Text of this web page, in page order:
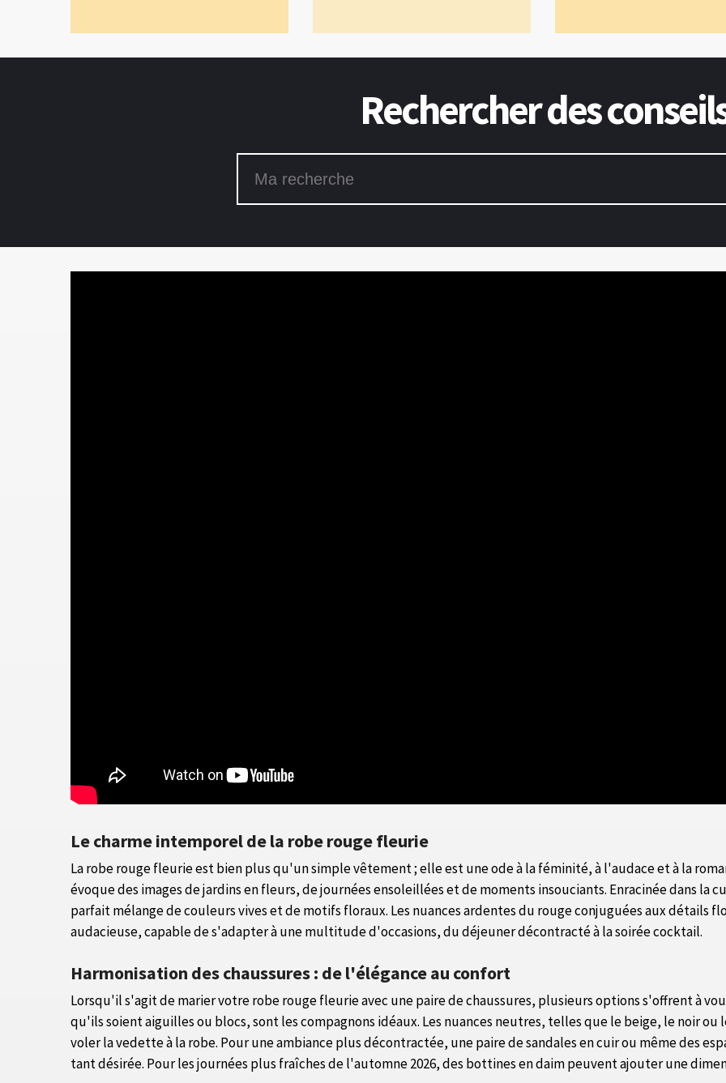
Le charme intemporel de la robe rouge fleurie
La robe rouge fleurie est bien plus qu'un simple vêtement ; elle est une ode à la féminité, à l'audace et à la
évoque des images de jardins en fleurs, de journées ensoleillées et de moments insouciants. Enracinée dans la
parfait mélange de couleurs vives et de motifs floraux. Les nuances ardentes du rouge conjuguées aux détails
audacieuse, capable de s'adapter à une multitude d'occasions, du déjeuner décontracté à la soirée cocktail.
Harmonisation des chaussures : de l'élégance au confort
Lorsqu'il s'agit de marier votre robe rouge fleurie avec une paire de chaussures, plusieurs options s'offrent à
qu'ils soient aiguilles ou blocs, sont les compagnons idéaux. Les nuances neutres, telles que le beige, le noir
voler la vedette à la robe. Pour une ambiance plus décontractée, une paire de sandales en cuir ou même des
tant désirée. Pour les journées plus fraîches de l'automne 2026, des bottines en daim peuvent ajouter une
Rechercher des